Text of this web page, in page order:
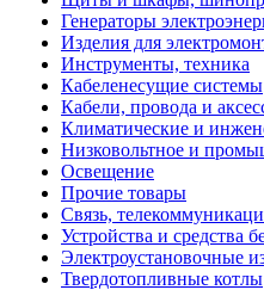
Генераторы
Изделия для
Инструменты, техника
Кабеленесущие системы
Кабели, провода и
Климатические и
Низковольтное и
Освещение
Прочие товары
Связь,
Устройства и средства
Электроустановочные
Твердотопливные котлы